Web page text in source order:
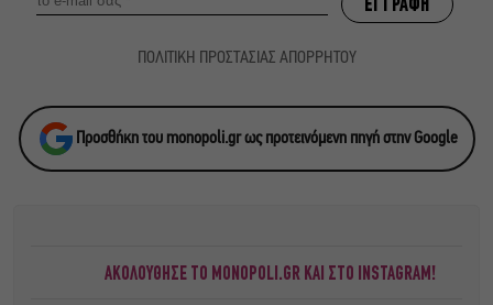
ΠΟΛΙΤΙΚΗ ΠΡΟΣΤΑΣΙΑΣ ΑΠΟΡΡΗΤΟΥ
Προσθήκη του monopoli.gr ως προτεινόμενη πηγή στην Google
ΑΚΟΛΟΥΘΗΣΕ ΤΟ MONOPOLI.GR ΚΑΙ ΣΤΟ INSTAGRAM!